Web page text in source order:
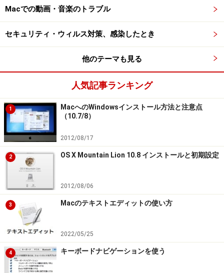
うまく認識されない場合があります。
ゲームソフトを起動してから、ゲームコントローラを
接続しても認識されません。必ず、ゲームソフトを起動
はうまく機能しない場合があります。
この動作確認結果は基本的にOSのバージョンが近い
ものであれば必ず動作すると思われますが、周辺機器
や、ソフトウェアの影響でゲームコントローラが認識さ
れないケースもありますので注意して下さい。
InputSprocket または、HID Manager に対応していない
ゲームソフトでも、
Companionでゲームコントローラをキーボードの操作
に置き換えて使用することができます。
動作確認に使用したMac：
ハードウエア iBook 500Mhz (Dual USB) メモリ 256MB OS Mac OS 9.2.2 ／ Mac OS X
10.2.1
Macでの動画・音楽のトラブル
セキュリティ・ウィルス対策、感染したとき
他のテーマも見る
人気記事ランキング
1
MacへのWindowsインストール方法と注意点
（10.7/8）
2012/08/17
2 OS X Mountain Lion 10.8 インストールと初期設定
2012/08/06
3 Macのテキストエディットの使い方
2022/05/25
4 キーボードナビゲーションを使う